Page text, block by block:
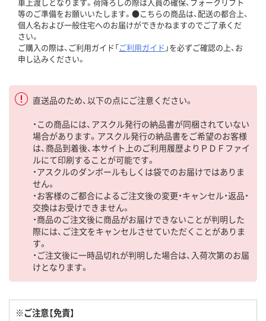
等のご準備をお願いいたします。●こちらの商品は、配送の都合上、
個人名および一般住宅へのお届けができかねますのでご了承くだ
さい。
ご購入の際は、ご利用ガイド「ご利用ガイド 」を必ずご確認の上、お
申し込みください。
直送品のため、以下の点にご注意ください。
・この商品には、アスクル発行の納品書が同梱されていない
場合があります。アスクル発行の納品書をご希望のお客様
は、商品到着後、本サイト上のご利用履歴よりＰＤＦファイ
ルにて印刷することが可能です。
・アスクルのダンボールもしくは袋でのお届けではありま
せん。
・お客様のご都合によるご注文後の変更・キャンセル・返品・
交換はお受けできません。
・商品のご注文後に商品がお届けできないことが判明した
際には、ご注文をキャンセルさせていただくことがありま
す。
・ご注文後に一時品切れが判明した場合は、入荷次第のお届
けとなります。
※ご注意【免責】